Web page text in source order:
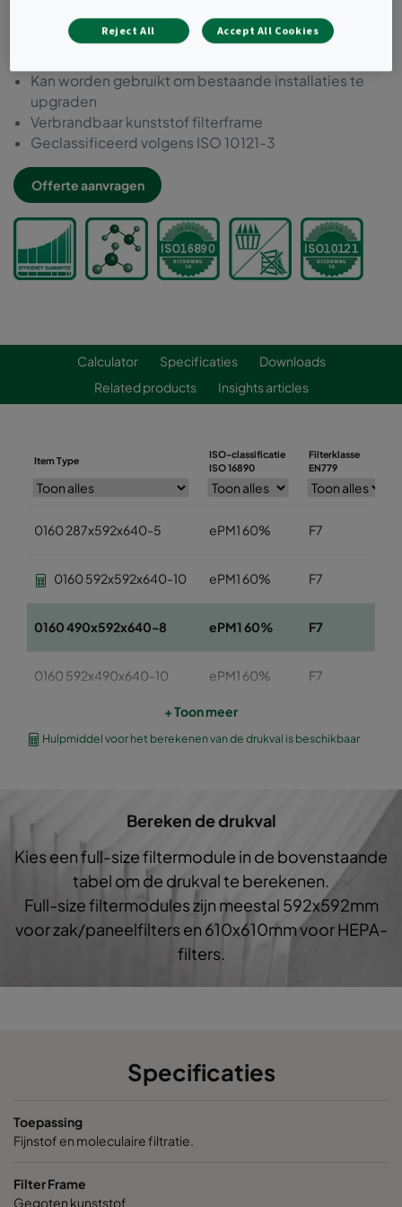
verontreinigingen in één filtertrap
Ideaal voor het filteren van lage concentraties van de
Kan worden gebruikt om bestaande installaties te
upgraden
Verbrandbaar kunststof filterframe
Geclassificeerd volgens ISO 10121-3
Offerte aanvragen
Calculator Specificaties
Downloads
Related products
Insights articles
Item Type
ISO-classificatie
ISO 16890
Filterklasse
EN779
0160 287x592x640-5 ePM1 60% F7
0160 592x592x640-10 ePM1 60% F7
0160 490x592x640-8 ePM1 60% F7
0160 592x490x640-10 ePM1 60% F7
0160 287x287x640-5 ePM1 60%
0160 592x592x520-10 ePM1 60%
ePM1 60% F7
0160 490x490x520-8 ePM1 60%
+ Toon meer
Hulpmiddel voor het berekenen van de drukval is beschikbaar
Bereken de drukval
Kies een full-size filtermodule in de bovenstaande
tabel om de drukval te berekenen.
Full-size filtermodules zijn meestal 592x592mm
voor zak/paneelfilters en 610x610mm voor HEPA-
filters.
Specificaties
Toepassing
Fijnstof en moleculaire filtratie.
Filter Frame
Gegoten kunststof
Reject All Accept All Cookies